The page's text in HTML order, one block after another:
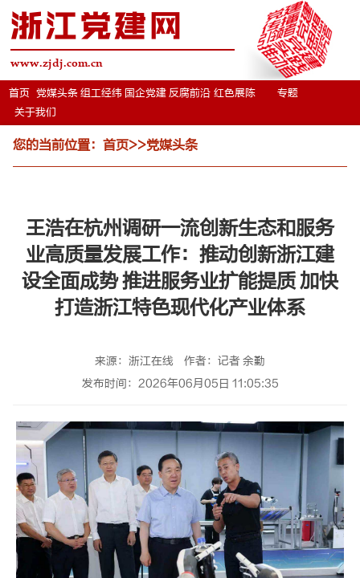
浙江党建网
www.zjdj.com.cn
首页 党媒头条 组工经纬 国企党建 反腐前沿 红色展陈
专题
关于我们
您的当前位置： 首页>>党媒头条
王浩在杭州调研一流创新生态和服务
业高质量发展工作：推动创新浙江建
设全面成势 推进服务业扩能提质 加快
打造浙江特色现代化产业体系
来源：浙江在线
作者：记者 余勤
发布时间：2026年06月05日 11:05:35